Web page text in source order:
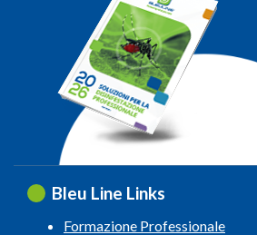
Bleu Line Links
Formazione Professionale